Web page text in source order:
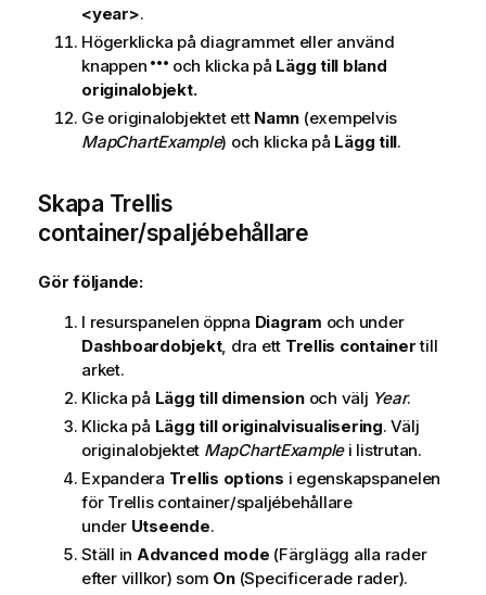
<year>.
Högerklicka på diagrammet eller använd
knappen
och klicka på Lägg till bland
originalobjekt.
Ge originalobjektet ett Namn (exempelvis
MapChartExample) och klicka på Lägg till.
Skapa Trellis
container/spaljébehållare
Gör följande:
I resurspanelen öppna Diagram och under
Dashboardobjekt, dra ett Trellis containertill
arket.
Klicka på Lägg till dimensionoch välj Year.
Klicka på Lägg till originalvisualisering. Välj
originalobjektet MapChartExamplei listrutan.
Expandera Trellis options i egenskapspanelen
för Trellis container/spaljébehållare
under Utseende.
Ställ in Advanced mode (Färglägg alla rader
efter villkor) som On(Specificerade rader).